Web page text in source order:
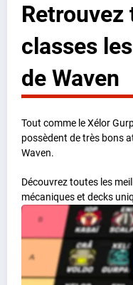
classes
de Waven
Tout comme le Xélor
possèdent de très bons
Waven.
Découvrez toutes les
mécaniques et decks